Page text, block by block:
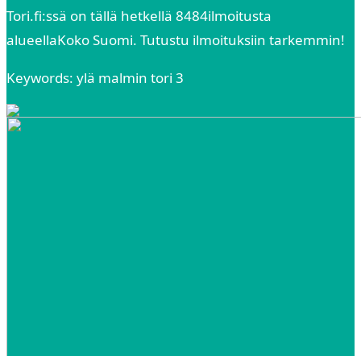
Tori.fi:ssä on tällä hetkellä 8484ilmoitusta
alueellaKoko Suomi. Tutustu ilmoituksiin tarkemmin!
Keywords: ylä malmin tori 3